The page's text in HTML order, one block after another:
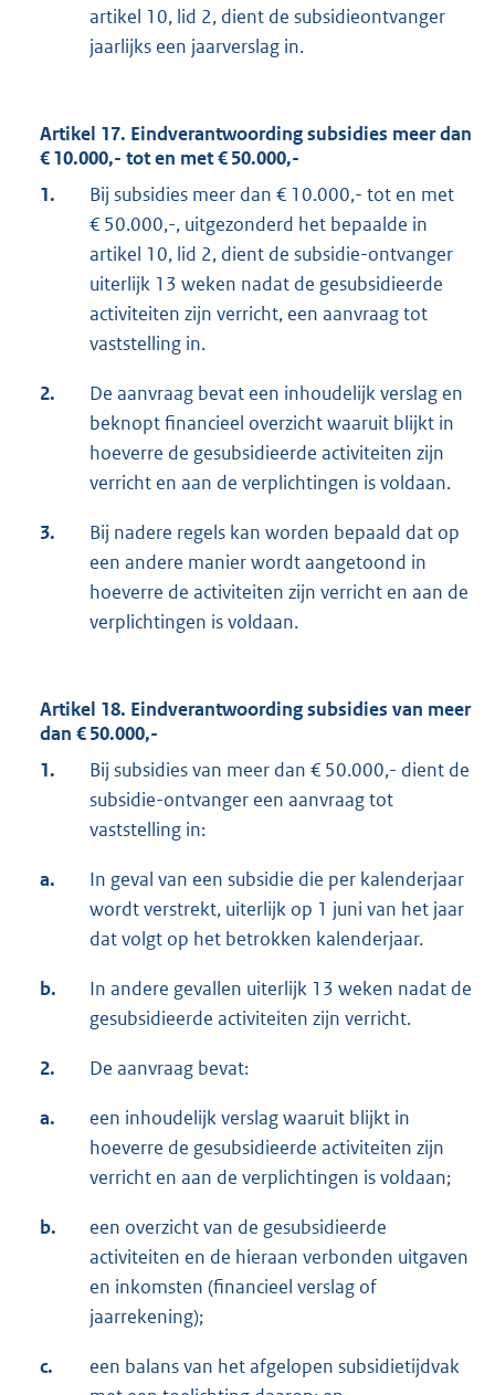
artikel 10, lid 2, dient de subsidieontvanger
jaarlijks een jaarverslag in.
Artikel 17. Eindverantwoording subsidies meer dan
€ 10.000,- tot en met € 50.000,-
1.
Bij subsidies meer dan € 10.000,- tot en met
€ 50.000,-, uitgezonderd het bepaalde in
artikel 10, lid 2, dient de subsidie-ontvanger
uiterlijk 13 weken nadat de gesubsidieerde
activiteiten zijn verricht, een aanvraag tot
vaststelling in.
2.
De aanvraag bevat een inhoudelijk verslag en
beknopt financieel overzicht waaruit blijkt in
hoeverre de gesubsidieerde activiteiten zijn
verricht en aan de verplichtingen is voldaan.
3.
Bij nadere regels kan worden bepaald dat op
een andere manier wordt aangetoond in
hoeverre de activiteiten zijn verricht en aan de
verplichtingen is voldaan.
Artikel 18. Eindverantwoording subsidies van meer
dan € 50.000,-
1.
Bij subsidies van meer dan € 50.000,- dient de
subsidie-ontvanger een aanvraag tot
vaststelling in:
a.
In geval van een subsidie die per kalenderjaar
wordt verstrekt, uiterlijk op 1 juni van het jaar
dat volgt op het betrokken kalenderjaar.
b.
In andere gevallen uiterlijk 13 weken nadat de
gesubsidieerde activiteiten zijn verricht.
2. De aanvraag bevat:
a.
een inhoudelijk verslag waaruit blijkt in
hoeverre de gesubsidieerde activiteiten zijn
verricht en aan de verplichtingen is voldaan;
b.
een overzicht van de gesubsidieerde
activiteiten en de hieraan verbonden uitgaven
en inkomsten (financieel verslag of
jaarrekening);
c.
een balans van het afgelopen subsidietijdvak